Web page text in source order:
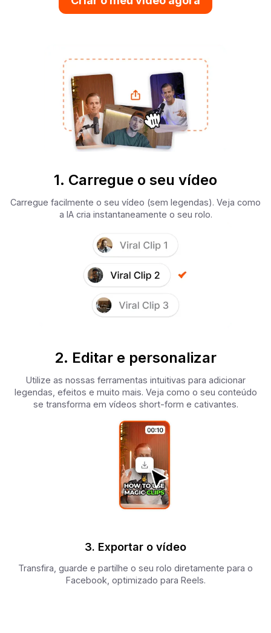
1. Carregue o seu vídeo
Carregue facilmente o seu vídeo (sem legendas). Veja como
a IA cria instantaneamente o seu rolo.
2. Editar e personalizar
Utilize as nossas ferramentas intuitivas para adicionar
legendas, efeitos e muito mais. Veja como o seu conteúdo
se transforma em vídeos short-form e cativantes.
3. Exportar o vídeo
Transfira, guarde e partilhe o seu rolo diretamente para o
Facebook, optimizado para Reels.